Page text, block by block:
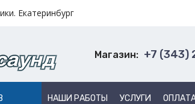
Екатеринбург
Магазин: +7 (343)
НАШИ РАБОТЫ УСЛУГИ